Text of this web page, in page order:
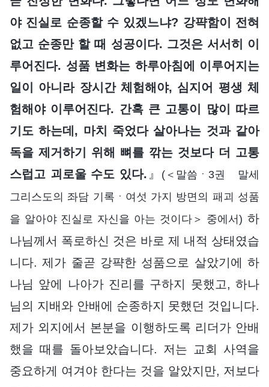
야 진실로 순종할 수 있겠느냐? 강퍅함이 전혀
없고 순종만 할 때 성공이다. 그것은 서서히 이
루어진다. 성품 변화는 하루아침에 이루어지는
일이 아니라 장시간 체험해야, 심지어 평생 체
험해야 이루어진다. 간혹 큰 고통이 많이 따르
기도 하는데, 마치 죽었다 살아나는 것과 같아
독을 제거하기 위해 뼈를 깎는 것보다 더 고통
스럽고 괴로울 수도 있다. 』
(＜말씀ㆍ3권 말세
그리스도의 좌담 기록ㆍ여섯 가지 방면의 패괴 성품
을 알아야 진실로 자신을 아는 것이다＞ 중에서) 하
나님께서 폭로하신 것은 바로 제 내적 상태였습
니다. 제가 줄곧 강퍅한 성품으로 살았기에 하
나님 앞에 나아가 진리를 구하지 못했고, 하나
님의 지배와 안배에 순종하지 못했던 것입니다.
제가 외지에서 본분을 이행하도록 리더가 안배
했을 때를 돌아보았습니다. 저는 교회 사역을
중요하게 여겨야 한다는 것을 알았지만, 저보다